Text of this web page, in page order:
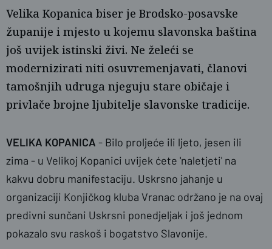
Ž.G.
Velika Kopanica biser je Brodsko-posavske
županije i mjesto u kojemu slavonska baština
još uvijek istinski živi. Ne želeći se
modernizirati niti osuvremenjavati, članovi
tamošnjih udruga njeguju stare običaje i
privlače brojne ljubitelje slavonske tradicije.
VELIKA KOPANICA - Bilo proljeće ili ljeto, jesen ili
zima - u Velikoj Kopanici uvijek ćete 'naletjeti' na
kakvu dobru manifestaciju. Uskrsno jahanje u
organizaciji Konjičkog kluba Vranac održano je na ovaj
predivni sunčani Uskrsni ponedjeljak i još jednom
pokazalo svu raskoš i bogatstvo Slavonije.